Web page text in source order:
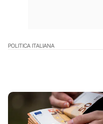
POLITICA ITALIANA